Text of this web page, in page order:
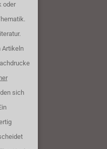
oder
Artikeln
sich